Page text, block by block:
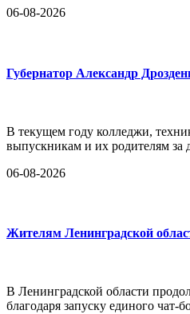
06-08-2026
Губернатор Александр
В текущем году колледжи,
выпускникам и их родителям за
06-08-2026
Жителям Ленинградской
В Ленинградской области
благодаря запуску единого